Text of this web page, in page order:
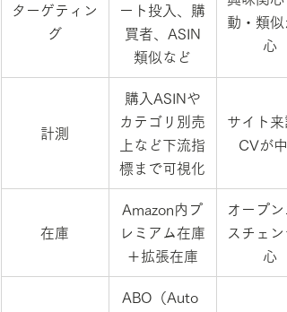
ターゲティン
グ
ート投入、購
買者、ASIN
類似など
動・類似
心
計測
購入ASINや
カテゴリ別売
上など下流指
標まで可視化
サイト来
CVが中
在庫
Amazon内プ
レミアム在庫
＋拡張在庫
オープン
スチェン
心
ABO（Auto